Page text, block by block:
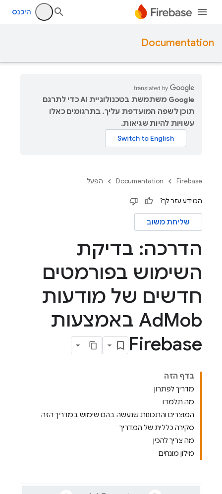
היכנס
Documentation
‫Google משתמשת בטכנולוגיית AI כדי לתרגם
תוכן לשפה המועדפת עליך. בתרגומים כאלו
עשויות להיות שגיאות.
Firebase
Documentation הפעל
המידע עזר לך?
שליחת משוב
הדרכה: בדיקת
השימוש בפורמטים
חדשים של מודעות
Ad Mob באמצעות
Firebase
בדף הזה
מדריך לפתרון
מה תלמדו
המוצרים והתכונות שנעשה בהם שימוש במדריך הזה
סקירה כללית של המדריך
מה צריך להכין
מילון מונחים